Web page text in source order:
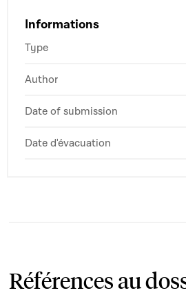
Informations
Type
Author
Date of submission
Date d'évacuation
Références au